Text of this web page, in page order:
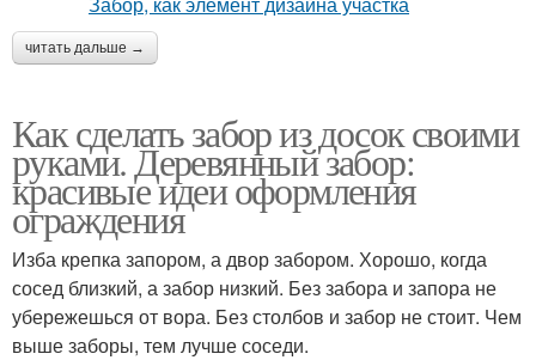
читать дальше →
Как сделать забор из досок своими
руками. Деревянный забор:
красивые идеи оформления
ограждения
Изба крепка запором, а двор забором. Хорошо, когда
сосед близкий, а забор низкий. Без забора и запора не
убережешься от вора. Без столбов и забор не стоит. Чем
выше заборы, тем лучше соседи.